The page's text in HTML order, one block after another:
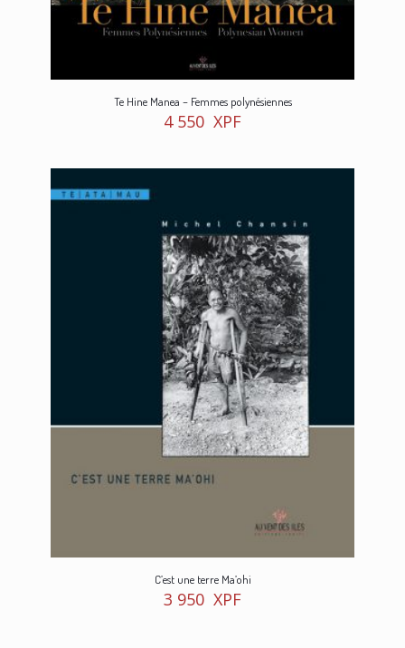
Te Hine Manea – Femmes polynésiennes
4 550 XPF
C’est une terre Ma’ohi
3 950 XPF